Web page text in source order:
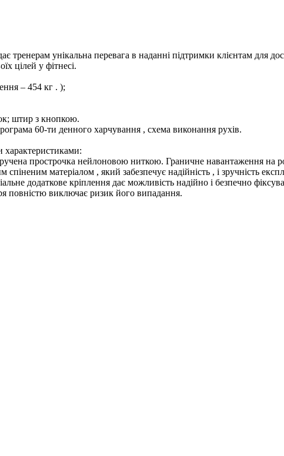
унікальна перевага в наданні підтримки клієнтам для
цілей у фітнесі.
– 454 кг . );
штир з кнопкою.
60-ти денного харчування , схема виконання рухів.
характеристиками:
прострочка нейлоновою ниткою. Граничне навантаження на
матеріалом , який забезпечує надійність , і зручність
додаткове кріплення дає можливість надійно і безпечно
повністю виключає ризик його випадання.